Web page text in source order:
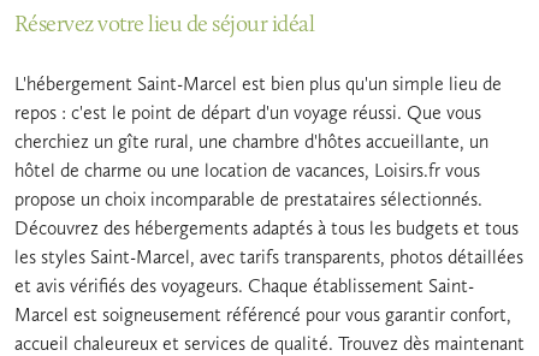
Réservez votre lieu de séjour idéal
L'hébergement Saint-Marcel est bien plus qu'un simple lieu de
repos : c'est le point de départ d'un voyage réussi. Que vous
cherchiez un gîte rural, une chambre d'hôtes accueillante, un
hôtel de charme ou une location de vacances, Loisirs.fr vous
propose un choix incomparable de prestataires sélectionnés.
Découvrez des hébergements adaptés à tous les budgets et tous
les styles Saint-Marcel, avec tarifs transparents, photos détaillées
et avis vérifiés des voyageurs. Chaque établissement Saint-
Marcel est soigneusement référencé pour vous garantir confort,
accueil chaleureux et services de qualité. Trouvez dès maintenant